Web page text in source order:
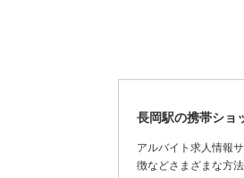
長岡駅の携帯ショ
アルバイト求人情報
徴などさまざまな方